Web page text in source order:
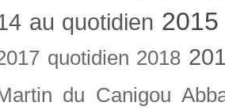
au quotidien
quotidien 2018
du Canigou